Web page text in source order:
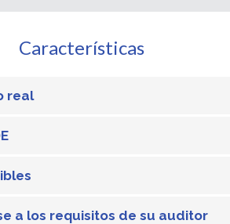
Características
real
a los requisitos de su auditor